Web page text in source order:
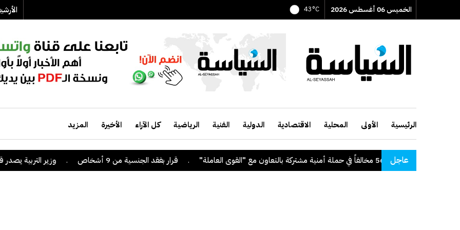
الخميس 06 أغسطس 2026 43°C
الرئيسية الأولى المحلية الاقتصادية الدولية الفنية الرياضية كل الآراء الأخيرة المزيد
عاجل . قرار بفقد الجنسية من 9 أشخاص . وزير التربية يصدر قراراً